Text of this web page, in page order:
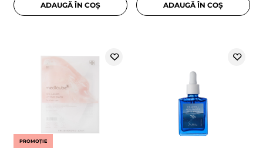
ADAUGĂ ÎN COȘ ADAUGĂ ÎN COȘ
PROMOȚIE